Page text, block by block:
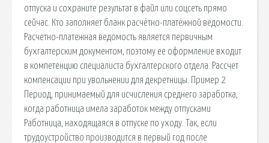
отпуска и сохраните результат в файл или соцсеть прямо
сейчас. Кто заполняет бланк расчётно-платёжной ведомости.
Расчетно-платежная ведомость является первичным
бухгалтерским документом, поэтому ее оформление входит
в компетенцию специалиста бухгалтерского отдела. Рассчет
компенсации при увольнении для декретницы. Пример 2
Период, принимаемый для исчисления среднего заработка,
когда работница имела заработок между отпусками
Работница, находящаяся в отпуске по уходу. Так, если
трудоустройство производится в первый год после